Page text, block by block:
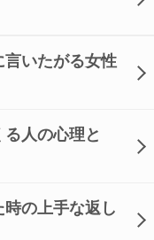
いたがる女性
る人の心理と
の上手な返し